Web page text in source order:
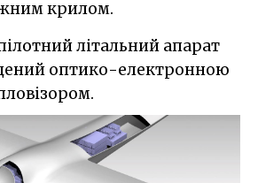
крилом.
літальний апарат
оптико-електронною